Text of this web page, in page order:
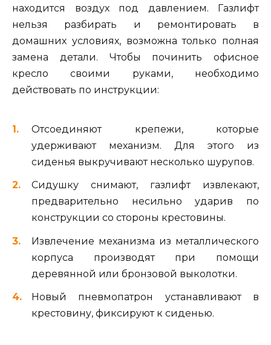
находится воздух под давлением. Газлифт
нельзя разбирать и ремонтировать в
домашних условиях, возможна только полная
замена детали. Чтобы починить офисное
кресло своими руками, необходимо
действовать по инструкции:
Отсоединяют крепежи, которые
удерживают механизм. Для этого из
сиденья выкручивают несколько шурупов.
Сидушку снимают, газлифт извлекают,
предварительно несильно ударив по
конструкции со стороны крестовины.
Извлечение механизма из металлического
корпуса производят при помощи
деревянной или бронзовой выколотки.
Новый пневмопатрон устанавливают в
крестовину, фиксируют к сиденью.